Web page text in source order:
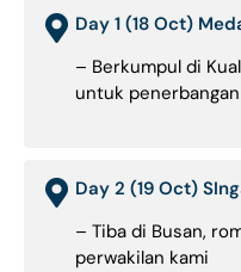
Day 1 (18 Oct)
– Berkumpul di
untuk
Day 2 (19 Oct)
– Tiba di Busan,
perwakilan kami